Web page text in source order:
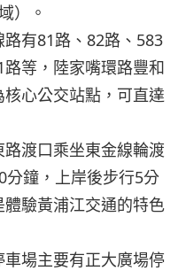
）。
有81路、82路、583
等，陸家嘴環路豐和
心公交站點，可直達
渡口乘坐東金線輪渡
分鐘，上岸後步行5分
驗黃浦江交通的特色
場主要有正大廣場停